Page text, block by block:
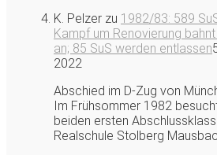
K. Pelzer zu 1982/83: 589
Kampf um Renovierung
an; 85 SuS werden entlassen
2022
Abschied im D-Zug von
Im Frühsommer 1982
beiden ersten
Realschule Stolberg